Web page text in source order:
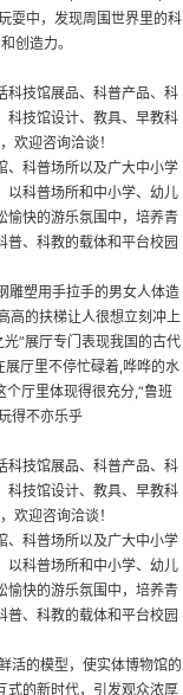
耍中，发现周围世界里的科
创造力。
科技馆展品、科普产品、科
科技馆设计、教具、早教科
欢迎咨询洽谈！
、科普场所以及广大中小学
以科普场所和中小学、幼儿
愉快的游乐氛围中，培养青
普、科教的载体和平台校园
雕塑用手拉手的男女人体造
的扶梯让人很想立刻冲上
”展厅专门表现我国的古代
厅里不停忙碌着,哗哗的水
个厅里体现得很充分,“鲁班
得不亦乐乎
科技馆展品、科普产品、科
科技馆设计、教具、早教科
欢迎咨询洽谈！
、科普场所以及广大中小学
以科普场所和中小学、幼儿
愉快的游乐氛围中，培养青
普、科教的载体和平台校园
活的模型，使实体博物馆的
式的新时代，引发观众浓厚